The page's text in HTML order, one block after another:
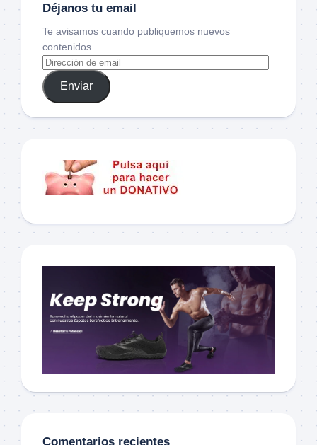
Déjanos tu email
Te avisamos cuando publiquemos nuevos
contenidos.
Enviar
Comentarios recientes